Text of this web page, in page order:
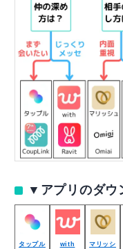
▼アプリのダウ
タップル with
マリッシ